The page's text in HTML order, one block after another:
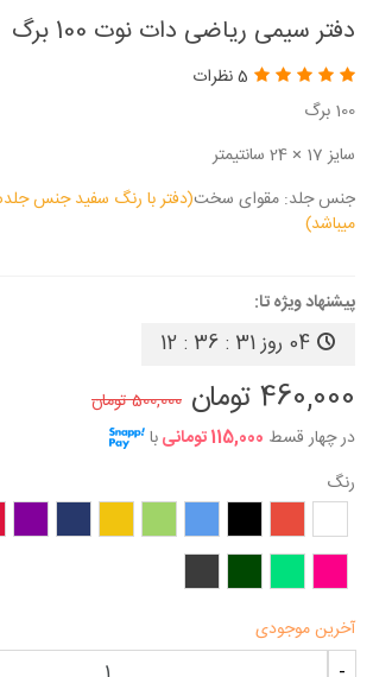
دفتر سیمی ریاضی دات نوت 100 برگ
5 نظرات
100 برگ
سایز 17 × 24 سانتیمتر
جنس جلد: مقوای سخت
میباشد)
پیشنهاد ویژه تا:
04 روز 12 : 36 : 31
460,000 تومان
500,000 تومان
در چهار قسط 115,000 تومانی با
رنگ
روشن
تیره
آخرین موجودی